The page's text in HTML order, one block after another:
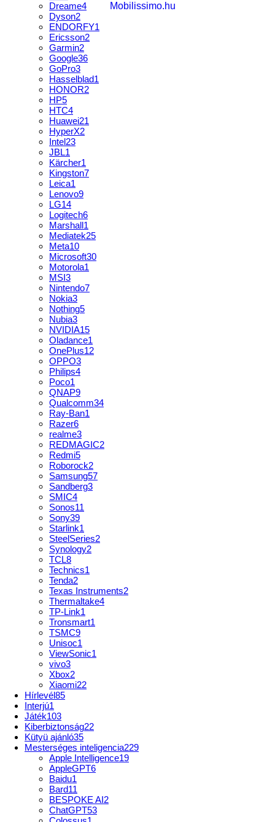
Dreame4
Dyson2
ENDORFY1
Ericsson2
Garmin2
Google36
GoPro3
Hasselblad1
HONOR2
HP5
HTC4
Huawei21
HyperX2
Intel23
JBL1
Kärcher1
Kingston7
Leica1
Lenovo9
LG14
Logitech6
Marshall1
Mediatek25
Meta10
Microsoft30
Motorola1
MSI3
Nintendo7
Nokia3
Nothing5
Nubia3
NVIDIA15
Oladance1
OnePlus12
OPPO3
Philips4
Poco1
QNAP9
Qualcomm34
Ray-Ban1
Razer6
realme3
REDMAGIC2
Redmi5
Roborock2
Samsung57
Sandberg3
SMIC4
Sonos11
Sony39
Starlink1
SteelSeries2
Synology2
TCL8
Technics1
Tenda2
Texas Instruments2
Thermaltake4
TP-Link1
Tronsmart1
TSMC9
Unisoc1
ViewSonic1
vivo3
Xbox2
Xiaomi22
Hírlevél85
Interjú1
Játék103
Kiberbiztonság22
Kütyü ajánló35
Mesterséges inteligencia229
Apple Intelligence19
AppleGPT6
Baidu1
Bard11
BESPOKE AI2
ChatGPT53